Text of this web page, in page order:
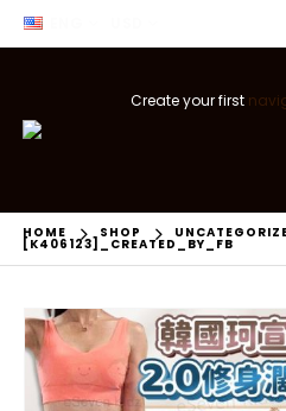
Create your first
HOME SHOP
[K406123]_CREATED_BY_FB